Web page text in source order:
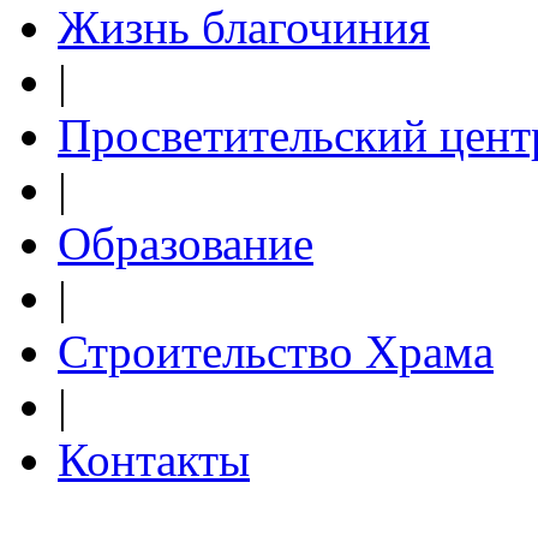
Жизнь благочиния
|
Просветительский
|
Образование
|
Строительство Храма
|
Контакты